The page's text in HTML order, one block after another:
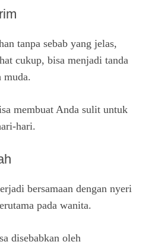
tanpa sebab yang jelas,
cukup, bisa menjadi tanda
muda.
membuat Anda sulit untuk
hari.
bersamaan dengan nyeri
pada wanita.
disebabkan oleh